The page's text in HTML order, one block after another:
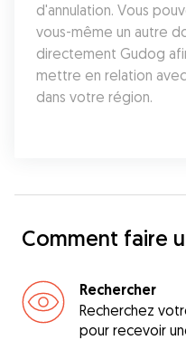
d'annulation. Vous
vous-même un autre
directement Gudog
mettre en relation
dans votre région.
Comment faire
Rechercher
Recherchez
pour recevoir